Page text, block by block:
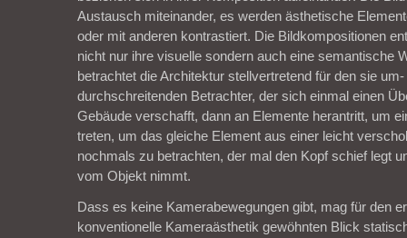
Austausch miteinander, es werden ästhetische
oder mit anderen kontrastiert. Die Bildkompositionen
nicht nur ihre visuelle sondern auch eine semantische
betrachtet die Architektur stellvertretend für den sie um-
durchschreitenden Betrachter, der sich einmal einen
Gebäude verschafft, dann an Elemente herantritt, um
treten, um das gleiche Element aus einer leicht
nochmals zu betrachten, der mal den Kopf schief legt
vom Objekt nimmt.
Dass es keine Kamerabewegungen gibt, mag für den
konventionelle Kameraästhetik gewöhnten Blick